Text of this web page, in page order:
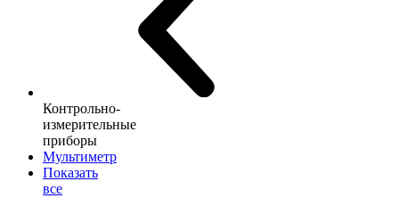
Контрольно-
измерительные
приборы
Мультиметр
Показать
все